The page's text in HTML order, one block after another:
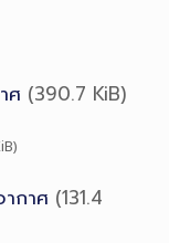
ศ (390.7 KiB)
กาศ (131.4